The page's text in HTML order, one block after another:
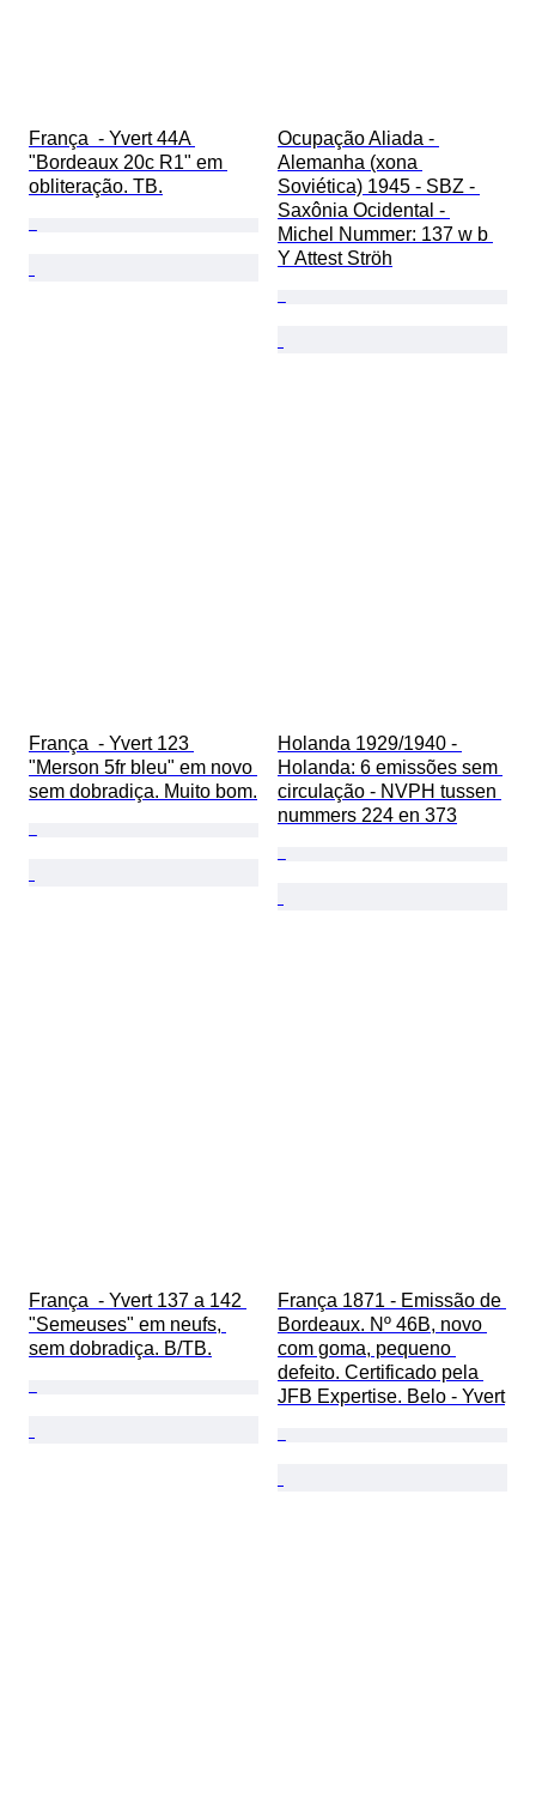
França  - Yvert 44A
"Bordeaux 20c R1" em
obliteração. TB.
Ocupação Aliada -
Alemanha (xona
Soviética) 1945 - SBZ -
Saxônia Ocidental -
Michel Nummer: 137 w b
Y Attest Ströh
França  - Yvert 123
"Merson 5fr bleu" em novo
sem dobradiça. Muito bom.
Holanda 1929/1940 -
Holanda: 6 emissões sem
circulação - NVPH tussen
nummers 224 en 373
França  - Yvert 137 a 142
"Semeuses" em neufs,
sem dobradiça. B/TB.
França 1871 - Emissão de
Bordeaux. Nº 46B, novo
com goma, pequeno
defeito. Certificado pela
JFB Expertise. Belo - Yvert